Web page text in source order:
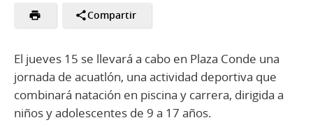
Compartir
El jueves 15 se llevará a cabo en Plaza Conde una
jornada de acuatlón, una actividad deportiva que
combinará natación en piscina y carrera, dirigida a
niños y adolescentes de 9 a 17 años.